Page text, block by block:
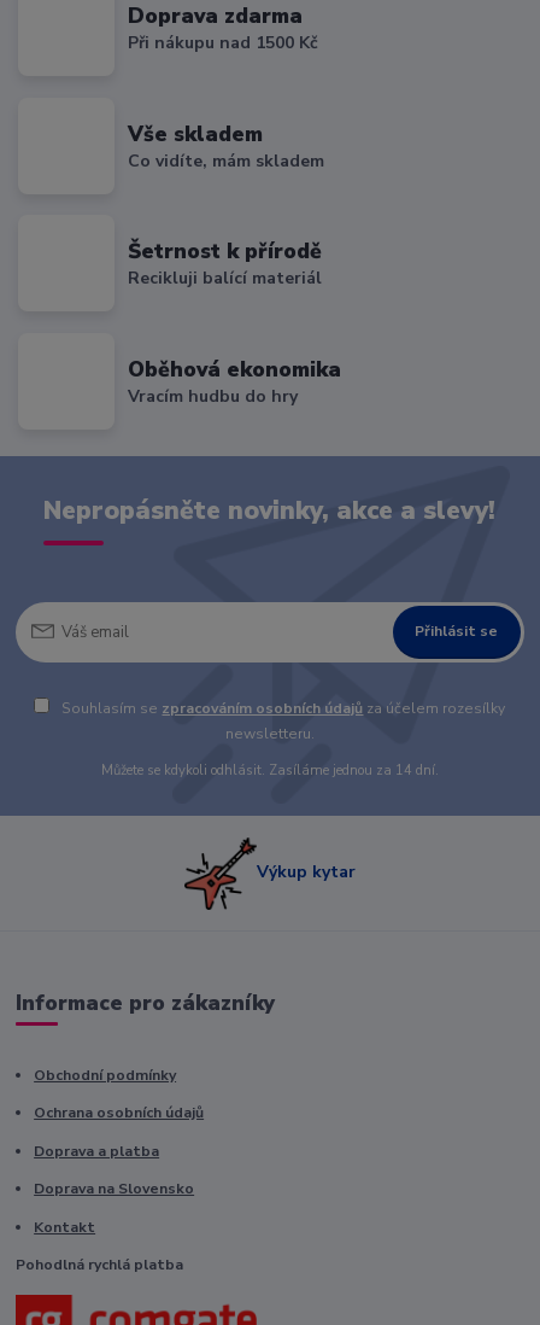
Doprava zdarma
Při nákupu nad 1500 Kč
Vše skladem
Co vidíte, mám skladem
Šetrnost k přírodě
Recikluji balící materiál
Oběhová ekonomika
Vracím hudbu do hry
Nepropásněte novinky, akce a slevy!
Přihlásit se
Souhlasím se zpracováním osobních údajů za účelem rozesílky
newsletteru.
Můžete se kdykoli odhlásit. Zasíláme jednou za 14 dní.
Výkup kytar
Informace pro zákazníky
Obchodní podmínky
Ochrana osobních údajů
Doprava a platba
Doprava na Slovensko
Kontakt
Pohodlná rychlá platba